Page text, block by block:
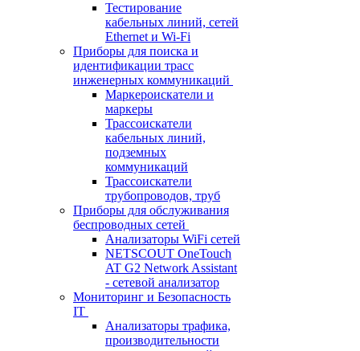
Тестирование
кабельных линий, сетей
Ethernet и Wi-Fi
Приборы для поиска и
идентификации трасс
инженерных коммуникаций
Маркероискатели и
маркеры
Трассоискатели
кабельных линий,
подземных
коммуникаций
Трассоискатели
трубопроводов, труб
Приборы для обслуживания
беспроводных сетей
Анализаторы WiFi сетей
NETSCOUT OneTouch
AT G2 Network Assistant
- сетевой анализатор
Мониторинг и Безопасность
IT
Анализаторы трафика,
производительности